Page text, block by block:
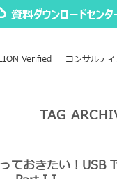
Verified コンサルテ
TAG
ておきたい！USB